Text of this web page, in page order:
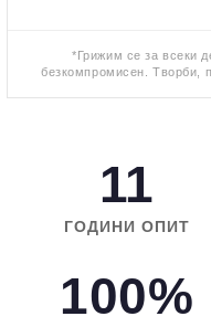
*Грижим се за всеки
безкомпромисен. Творби,
11
ГОДИНИ ОПИТ
100%